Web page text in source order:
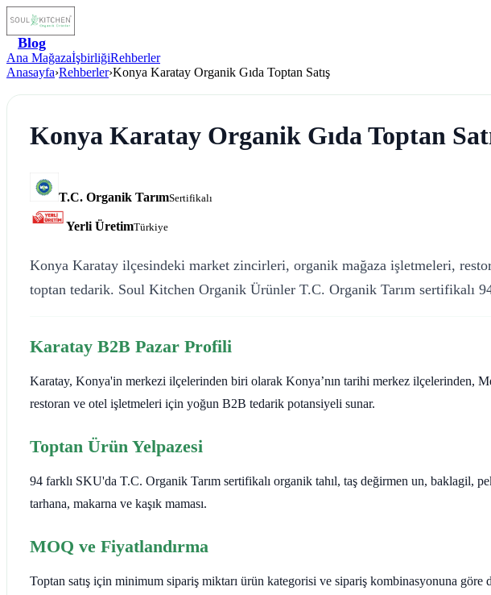
Blog
Ana MağazaİşbirliğiRehberler
Anasayfa›Rehberler›Konya Karatay Organik Gıda Toptan Satış
Konya Karatay Organik Gıda Toptan
T.C. Organik TarımSertifikalı
Yerli ÜretimTürkiye
Konya Karatay ilçesindeki market zincirleri, organik mağaza işletmeleri,
toptan tedarik. Soul Kitchen Organik Ürünler T.C. Organik Tarım sertifikalı
Karatay B2B Pazar Profili
Karatay, Konya'in merkezi ilçelerinden biri olarak Konya’nın tarihi merkez ilçelerinden,
restoran ve otel işletmeleri için yoğun B2B tedarik potansiyeli sunar.
Toptan Ürün Yelpazesi
94 farklı SKU'da T.C. Organik Tarım sertifikalı organik tahıl, taş değirmen un, baklagil,
tarhana, makarna ve kaşık maması.
MOQ ve Fiyatlandırma
Toptan satış için minimum sipariş miktarı ürün kategorisi ve sipariş kombinasyonuna